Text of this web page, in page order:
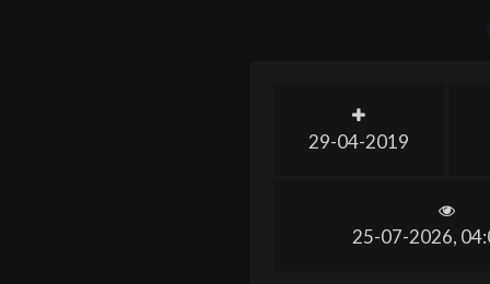
29-04-2019
25-07-2026,